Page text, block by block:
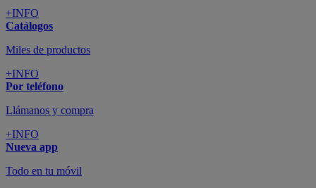
+INFO
Catálogos
Miles de productos
+INFO
Por teléfono
Llámanos y compra
+INFO
Nueva app
Todo en tu móvil